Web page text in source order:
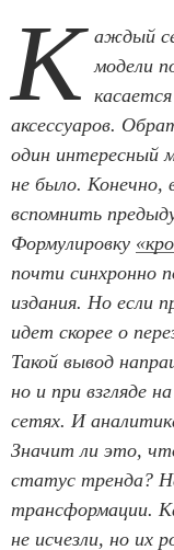
К аждый
модели
аксессуаров.
один интересный
не было. Конечно,
вспомнить
Формулировку
почти синхронно
издания. Но если
идет скорее о
Такой вывод
но и при взгляде
сетях. И
Значит ли это,
статус тренда?
трансформации.
не исчезли, но их